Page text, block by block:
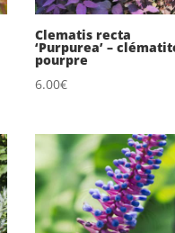
Clematis recta
‘Purpurea’ –
pourpre
6.00€